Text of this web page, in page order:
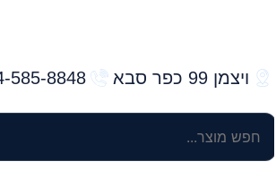
ויצמן 99 כפר סבא 585-8848